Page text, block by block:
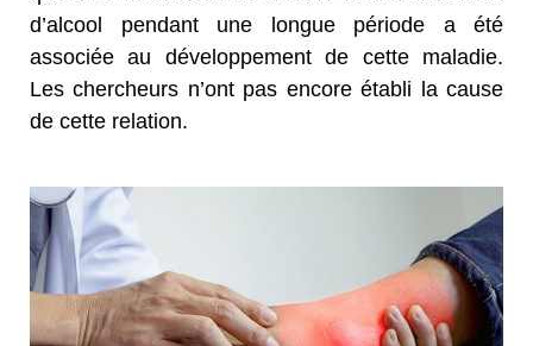
d’alcool pendant une longue période a été
associée au développement de cette maladie.
Les chercheurs n’ont pas encore établi la cause
de cette relation.